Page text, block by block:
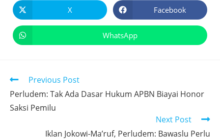
X Facebook
WhatsApp
Previous Post
Perludem: Tak Ada Dasar Hukum APBN Biayai Honor
Saksi Pemilu
Next Post
Iklan Jokowi-Ma’ruf, Perludem: Bawaslu Perlu